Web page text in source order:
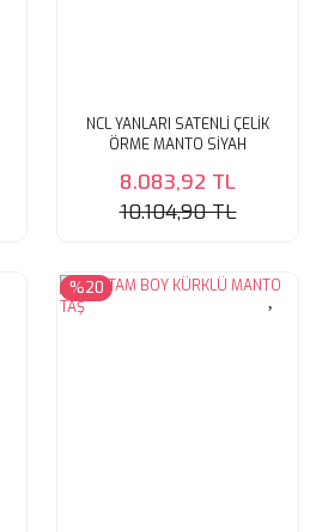
NCL YANLARI SATENLİ ÇELİK
ÖRME MANTO SİYAH
8.083,92 TL
10.104,90 TL
%20